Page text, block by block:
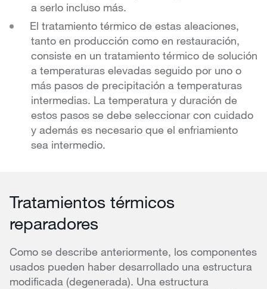
a serlo incluso más.
El tratamiento térmico de estas aleaciones,
tanto en producción como en restauración,
consiste en un tratamiento térmico de solución
a temperaturas elevadas seguido por uno o
más pasos de precipitación a temperaturas
intermedias. La temperatura y duración de
estos pasos se debe seleccionar con cuidado
y además es necesario que el enfriamiento
sea intermedio.
Tratamientos térmicos
reparadores
Como se describe anteriormente, los componentes
usados pueden haber desarrollado una estructura
modificada (degenerada). Una estructura